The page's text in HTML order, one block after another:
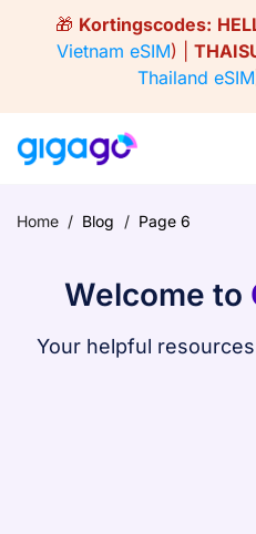
🎁 Kortingscodes:
Vietnam eSIM) |
Thailand eSIM
Home / Blog / Page 6
Welcome to
Your helpful